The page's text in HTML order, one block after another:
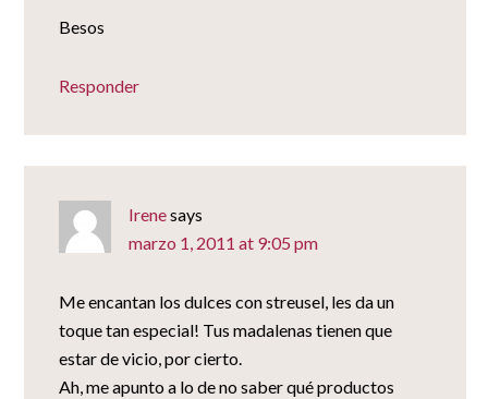
Besos
Responder
Irenesays
marzo 1, 2011 at 9:05 pm
Me encantan los dulces con streusel, les da un
toque tan especial! Tus madalenas tienen que
estar de vicio, por cierto.
Ah, me apunto a lo de no saber qué productos